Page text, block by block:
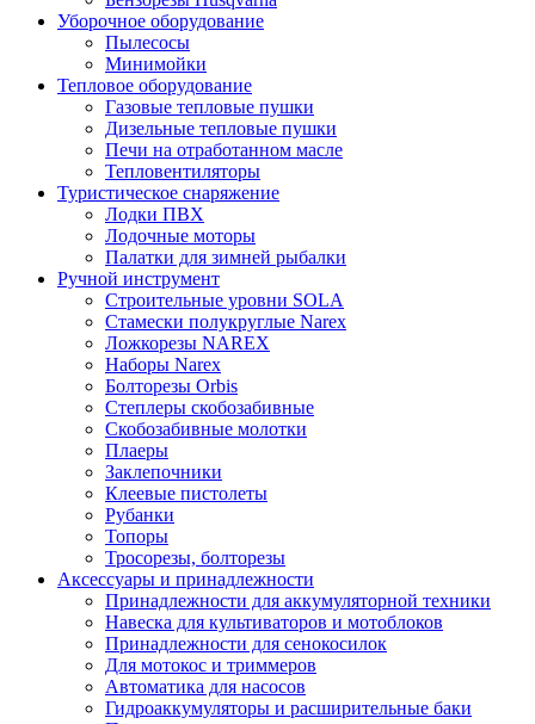
Уборочное оборудование
Пылесосы
Минимойки
Тепловое оборудование
Газовые тепловые пушки
Дизельные тепловые пушки
Печи на отработанном масле
Тепловентиляторы
Туристическое снаряжение
Лодки ПВХ
Лодочные моторы
Палатки для зимней рыбалки
Ручной инструмент
Строительные уровни SOLA
Стамески полукруглые Narex
Ложкорезы NAREX
Наборы Narex
Болторезы Orbis
Степлеры скобозабивные
Скобозабивные молотки
Плаеры
Заклепочники
Клеевые пистолеты
Рубанки
Топоры
Тросорезы, болторезы
Аксессуары и принадлежности
Принадлежности для аккумуляторной техники
Навеска для культиваторов и мотоблоков
Принадлежности для сенокосилок
Для мотокос и триммеров
Автоматика для насосов
Гидроаккумуляторы и расширительные баки